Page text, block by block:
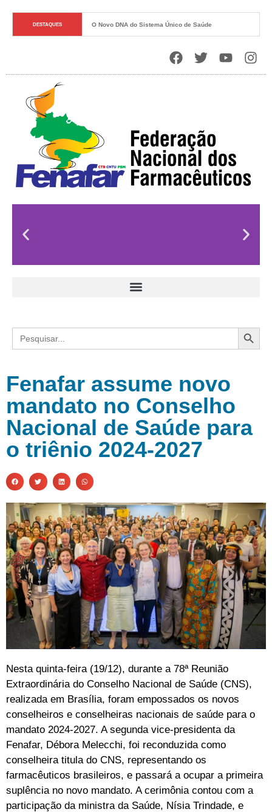
DESTAQUES O Novo DNA do Sistema Único de Saúde
Search
for:
Fenafar assume novo
mandato no Conselho
Nacional de Saúde para
o triênio 2024-2027
Nesta quinta-feira (19/12), durante a 78ª Reunião
Extraordinária do Conselho Nacional de Saúde (CNS),
realizada em Brasília, foram empossados os novos
conselheiros e conselheiras nacionais de saúde para o
mandato 2024-2027. A segunda vice-presidenta da
Fenafar, Débora Melecchi, foi reconduzida como
conselheira titula do CNS, representando os
farmacêuticos brasileiros, e passará a ocupar a primeira
suplência no novo mandato. A cerimônia contou com a
participação da ministra da Saúde, Nísia Trindade, e